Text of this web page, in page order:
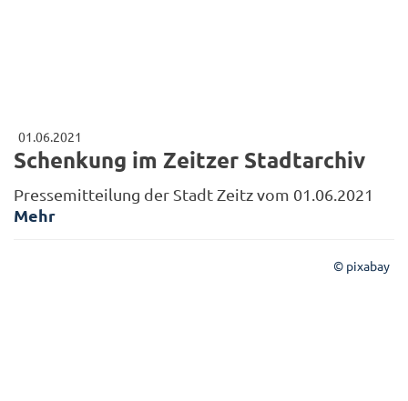
01.06.2021
Schenkung im Zeitzer Stadtarchiv
Pressemitteilung der Stadt Zeitz vom 01.06.2021
Mehr
© pixabay